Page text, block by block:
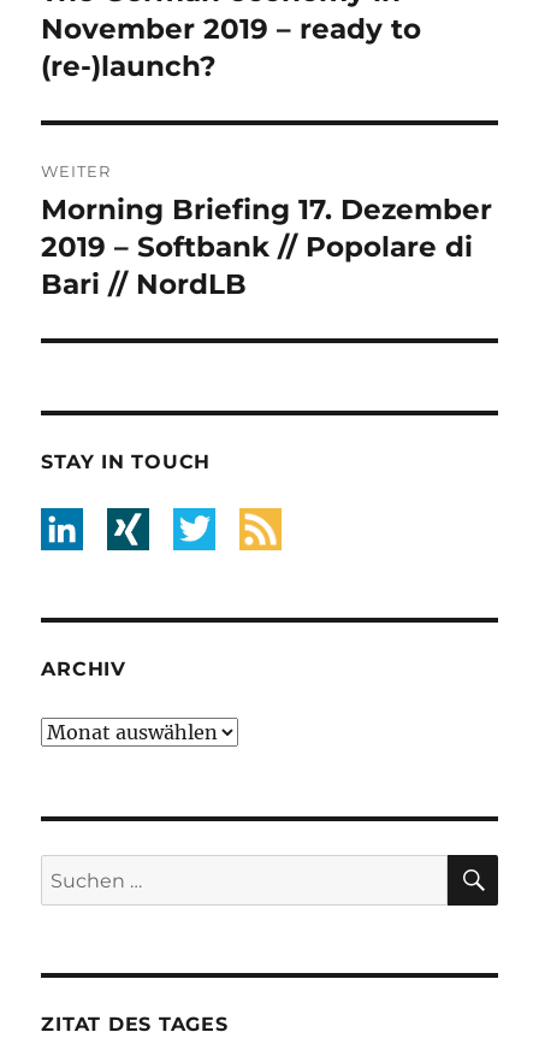
Beitrag:
November 2019 – ready to
(re-)launch?
WEITER
Nächster
Beitrag:
Morning Briefing 17. Dezember
2019 – Softbank // Popolare di
Bari // NordLB
STAY IN TOUCH
ARCHIV
Archiv
Suche
nach:
ZITAT DES TAGES